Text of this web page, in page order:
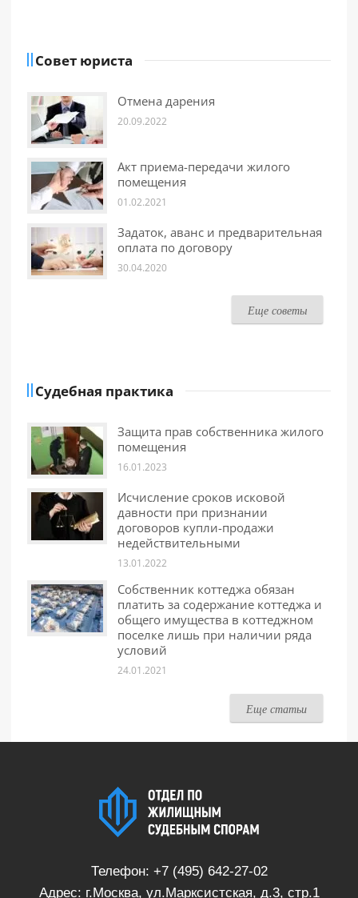
Совет юриста
Отмена дарения
20.09.2022
Акт приема-передачи жилого
помещения
01.02.2021
Задаток, аванс и предварительная
оплата по договору
30.04.2020
Еще советы
Судебная практика
Защита прав собственника жилого
помещения
16.01.2023
Исчисление сроков исковой
давности при признании
договоров купли-продажи
недействительными
13.01.2022
Собственник коттеджа обязан
платить за содержание коттеджа и
общего имущества в коттеджном
поселке лишь при наличии ряда
условий
24.01.2021
Еще статьи
Телефон: +7 (495) 642-27-02
Адрес: г.Москва, ул.Марксистская, д.3, стр.1